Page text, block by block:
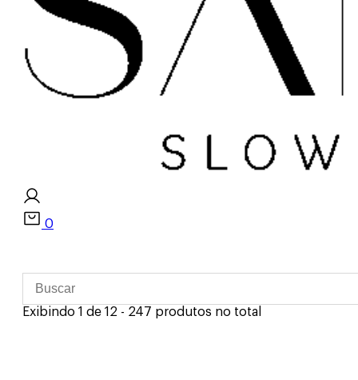
0
Exibindo 1 de 12 - 247 produtos no total